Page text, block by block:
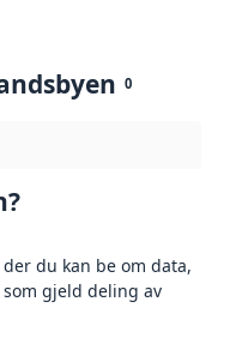
0
du kan be om data,
gjeld deling av